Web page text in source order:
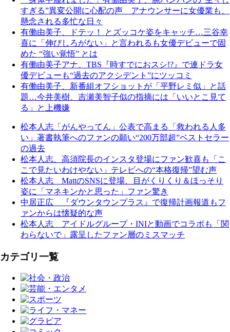
すぎる”異変公開に心配の声 アナウンサーに女優業も、
懸念される多忙な日々
有働由美子、ドテッ！ とズッコケ姿をキャッチ…三谷幸
喜に「伸びしろがない」と言われるも女優デビューで固
めた “強い覚悟” とは
有働由美子アナ、TBS『時すでにおスシ!?』で連ドラ女
優デビューも“過去のアクシデント”にツッコミ
有働由美子、新番組オフショットが「平野レミ似」と話
題…今井美樹、吉瀬美智子似の指摘には「いいとこ見て
る」と上機嫌
松本人志「がんやってん」公表で高まる「救われる人多
い」著書執筆へのファンの願い“200万部超”ベストセラー
の過去
松本人志、高須院長のインスタ登場にファン歓喜も「こ
こで見たいわけやない」テレビへの“本格復帰”望む声
松本人志 MattのSNSに登場、目がくりくり＆ほっそり
姿に「マネキンかと思った」ファン驚き
中居正広 『ダウンタウンプラス』で復帰計画報道もフ
ァンからは懐疑的な声
松本人志 アイドルグループ・INIと動画でコラボも「関
わらないで」露呈したファン層のミスマッチ
カテゴリ一覧